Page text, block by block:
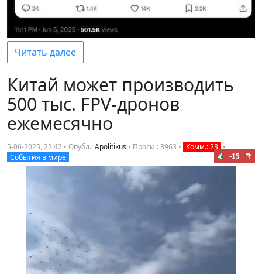
Читать далее
Китай может производить
500 тыс. FPV-дронов
ежемесячно
5-06-2025, 22:42 • Опубл.:Apolitikus • Просм.: 3963 • Комм.: 23 •
События в мире
-15